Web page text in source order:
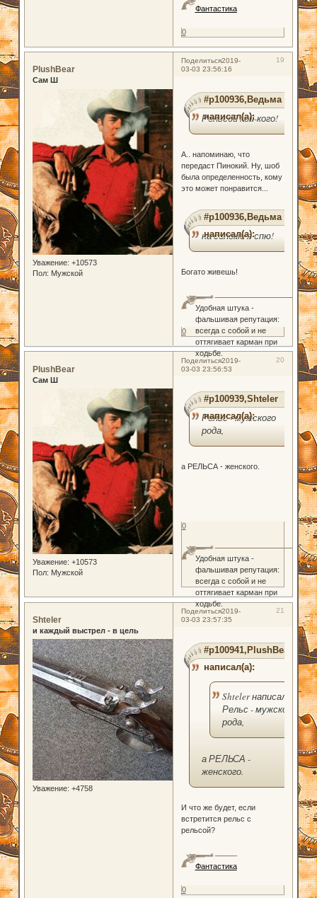
Фантастика
0
Поделиться 19
2019-
03-03 23:56:16
PlushBear
Сам Ш
Уважение: +10573
Пол: Мужской
#p100936,Ведьма
написал(а):
Рельсой кой-кого!
А.. напоминаю, что
передаст Пинокий. Ну, шоб
была определенность, кому
это может понравится...
#p100936,Ведьма
написал(а):
на соломе я спю!
Богато живешь!
Удобная штука -
фальшивая репутация:
всегда с собой и не
оттягивает карман при
ходьбе.
0
Поделиться 20
2019-
03-03 23:56:53
PlushBear
Сам Ш
Уважение: +10573
Пол: Мужской
#p100939,Shteler
написал(а):
Рельс - мужского
рода,
а РЕЛЬСА - женского.
Удобная штука -
фальшивая репутация:
всегда с собой и не
оттягивает карман при
ходьбе.
0
Поделиться 21
2019-
03-03 23:57:35
Shteler
и каждый выстрел - в цель
Уважение: +4758
#p100941,PlushBear
написал(а):
Shteler написал(а):
Рельс - мужского
рода,
а РЕЛЬСА -
женского.
И что же будет, если
встретится рельс с
рельсой?
Фантастика
0